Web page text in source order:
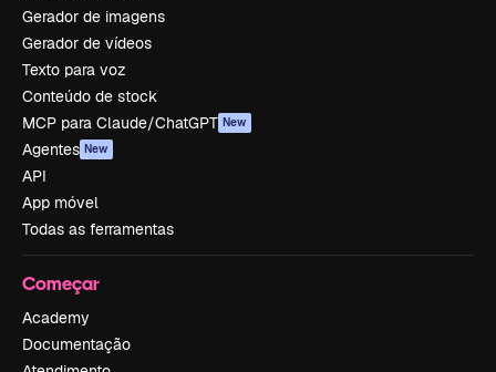
Gerador de imagens
Gerador de vídeos
Texto para voz
Conteúdo de stock
MCP para Claude/ChatGPT New
Agentes New
API
App móvel
Todas as ferramentas
Começar
Academy
Documentação